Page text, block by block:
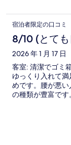
宿泊者限定の口コミ
8/10 (とて
2026 年 1 月 17 日
客室: 清潔でゴミ
ゆっくり入れて
めです。腰が悪
の種類が豊富です